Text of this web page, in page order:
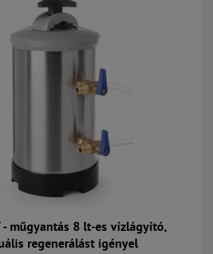
- műgyantás 8 lt-es vízlágyító,
regenerálást igényel
Kosárba